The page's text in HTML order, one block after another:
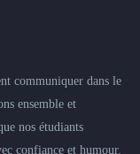
communiquer dans le
ensemble et
nos étudiants
confiance et humour.